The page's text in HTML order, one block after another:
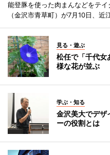
能登豚を使った肉まんなどをテイ
（金沢市青草町）が7月10日、近
見る・遊ぶ
松任で「千代
様な花が並ぶ
学ぶ・知る
金沢美大でデ
ーの役割とは